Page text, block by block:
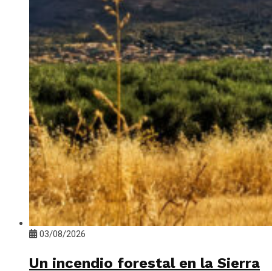
03/08/2026
Un incendio forestal en la Sierra